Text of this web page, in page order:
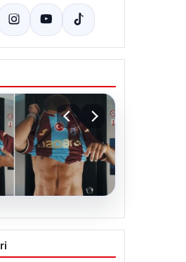
Salah’ın
görüntü